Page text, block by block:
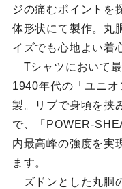
ジの痛むポイントを
体形状にて製作。丸
イズでも心地よい着
Tシャツにおいて
1940年代の「ユニ
製。リブで身頃を挟
で、「POWER-
内最高峰の強度を実
ます。
ズドンとした丸胴